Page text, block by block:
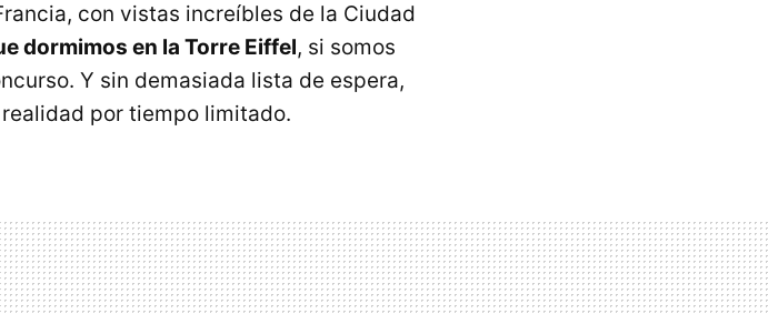
con vistas increíbles de la Ciudad
dormimos en la Torre Eiffel, si somos
Y sin demasiada lista de espera,
por tiempo limitado.